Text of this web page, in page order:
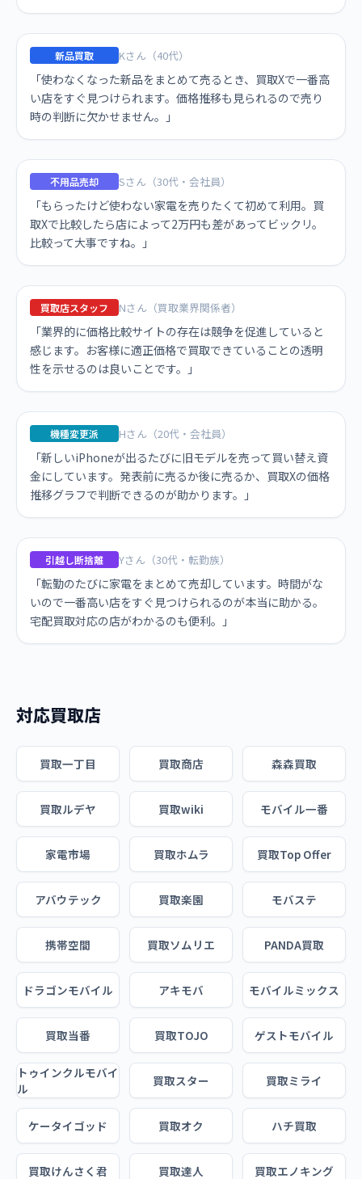
新品買取 Kさん（40代）
「使わなくなった新品をまとめて売るとき、買取Xで一番高
い店をすぐ見つけられます。価格推移も見られるので売り
時の判断に欠かせません。」
不用品売却 Sさん（30代・会社員）
「もらったけど使わない家電を売りたくて初めて利用。買
取Xで比較したら店によって2万円も差があってビックリ。
比較って大事ですね。」
買取店スタッフ Nさん（買取業界関係者）
「業界的に価格比較サイトの存在は競争を促進していると
感じます。お客様に適正価格で買取できていることの透明
性を示せるのは良いことです。」
機種変更派 Hさん（20代・会社員）
「新しいiPhoneが出るたびに旧モデルを売って買い替え資
金にしています。発表前に売るか後に売るか、買取Xの価格
推移グラフで判断できるのが助かります。」
引越し断捨離 Yさん（30代・転勤族）
「転勤のたびに家電をまとめて売却しています。時間がな
いので一番高い店をすぐ見つけられるのが本当に助かる。
宅配買取対応の店がわかるのも便利。」
対応買取店
買取一丁目 買取商店 森森買取
買取ルデヤ 買取wiki モバイル一番
家電市場 買取ホムラ 買取Top Offer
アバウテック 買取楽園 モバステ
携帯空間 買取ソムリエ PANDA買取
ドラゴンモバイル アキモバ モバイルミックス
買取当番 買取TOJO ゲストモバイル
トゥインクルモバイ
ル
買取スター 買取ミライ
ケータイゴッド 買取オク ハチ買取
買取けんさく君 買取達人 買取エノキング